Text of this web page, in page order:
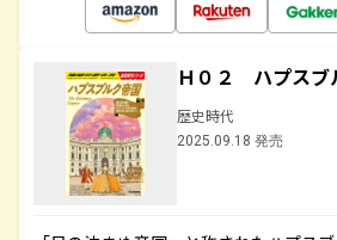
Ｈ０２ ハプスブ
歴史時代
2025.09.18 発売